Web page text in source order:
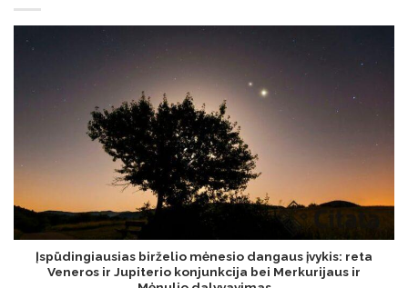
Įspūdingiausias birželio mėnesio dangaus įvykis: reta
Veneros ir Jupiterio konjunkcija bei Merkurijaus ir